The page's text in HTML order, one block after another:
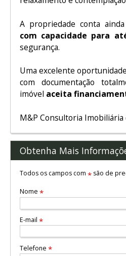
A propriedade conta
com capacidade para
segurança.
Uma excelente
com documentação
imóvel aceita
M&P Consultoria Imobiliária
Obtenha Mais
Todos os campos com *são de
Nome *
E-mail *
Telefone *